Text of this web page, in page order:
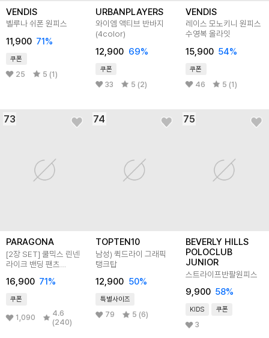
VENDIS
벨루나 쉬폰 원피스
11,900 71%
쿠폰
25 5 (1)
URBANPLAYERS
와이엠 액티브 반바지
(4color)
12,900 69%
쿠폰
33 5 (2)
VENDIS
레이스 모노키니 원피스
수영복 올라잇
15,900 54%
쿠폰
46 5 (1)
73
PARAGONA
[2장 SET] 쿨믹스 린넨
라이크 밴딩 팬츠
16,900 71%
쿠폰
1,090
4.6
(240)
74
TOPTEN10
남성) 퀵드라이 그래픽
탱크탑
12,900 50%
특별사이즈
79 5 (6)
75
BEVERLY HILLS
POLOCLUB
JUNIOR
스트라이프반팔원피스
9,900 58%
KIDS 쿠폰
3